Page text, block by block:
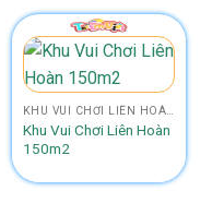
Khu Vui Chơi Liên Hoàn
150m2